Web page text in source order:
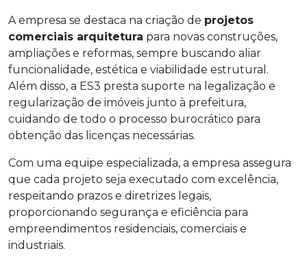
A empresa se destaca na criação de projetos
comerciais arquitetura para novas construções,
ampliações e reformas, sempre buscando aliar
funcionalidade, estética e viabilidade estrutural.
Além disso, a ES3 presta suporte na legalização e
regularização de imóveis junto à prefeitura,
cuidando de todo o processo burocrático para
obtenção das licenças necessárias.
Com uma equipe especializada, a empresa assegura
que cada projeto seja executado com excelência,
respeitando prazos e diretrizes legais,
proporcionando segurança e eficiência para
empreendimentos residenciais, comerciais e
industriais.